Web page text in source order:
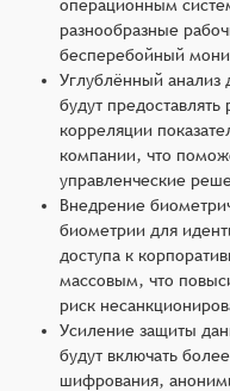
операционным
разнообразные
бесперебойный
Углублённый анализ
будут
корреляции
компании, что
управленческие
Внедрение
биометрии для
доступа к
массовым, что
риск
Усиление защиты
будут включать
шифрования,